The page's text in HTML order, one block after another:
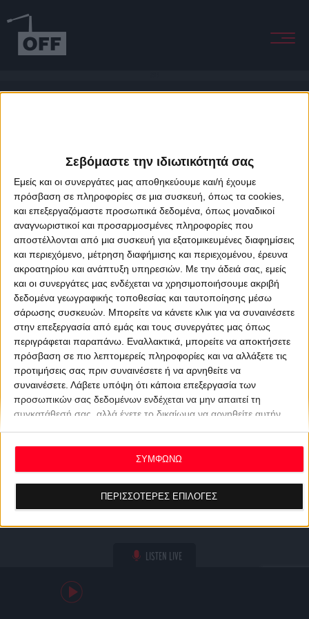
Σεβόμαστε την ιδιωτικότητά σας
Εμείς και οι συνεργάτες μας αποθηκεύουμε και/ή έχουμε
πρόσβαση σε πληροφορίες σε μια συσκευή, όπως τα cookies,
και επεξεργαζόμαστε προσωπικά δεδομένα, όπως μοναδικοί
αναγνωριστικοί και προσαρμοσμένες πληροφορίες που
αποστέλλονται από μια συσκευή για εξατομικευμένες διαφημίσεις
και περιεχόμενο, μέτρηση διαφήμισης και περιεχομένου, έρευνα
ακροατηρίου και ανάπτυξη υπηρεσιών. Με την άδειά σας, εμείς
και οι συνεργάτες μας ενδέχεται να χρησιμοποιήσουμε ακριβή
δεδομένα γεωγραφικής τοποθεσίας και ταυτοποίησης μέσω
σάρωσης συσκευών. Μπορείτε να κάνετε κλικ για να συναινέσετε
στην επεξεργασία από εμάς και τους συνεργάτες μας όπως
περιγράφεται παραπάνω. Εναλλακτικά, μπορείτε να αποκτήσετε
πρόσβαση σε πιο λεπτομερείς πληροφορίες και να αλλάξετε τις
προτιμήσεις σας πριν συναινέσετε ή να αρνηθείτε να
συναινέσετε. Λάβετε υπόψη ότι κάποια επεξεργασία των
προσωπικών σας δεδομένων ενδέχεται να μην απαιτεί τη
συγκατάθεσή σας, αλλά έχετε το δικαίωμα να αρνηθείτε αυτήν
ανακαλέσετε τη συγκατάθεσή σας ανά πάσα στιγμή
επιστρέφοντας σε αυτόν τον ιστότοπο και κάνοντας κλικ στο
κουμπί "Απορρήτου" στο κάτω μέρος της ιστοσελίδας.
ΠΕΡΙΣΣΟΤΕΡΕΣ ΕΠΙΛΟΓΕΣ
ΣΥΜΦΩΝΩ
LISTEN LIVE
About Offradio Business Class Terms & Conditions
Privacy Policy
Designed & developed byporcupine colors&Fotis Alexandrou